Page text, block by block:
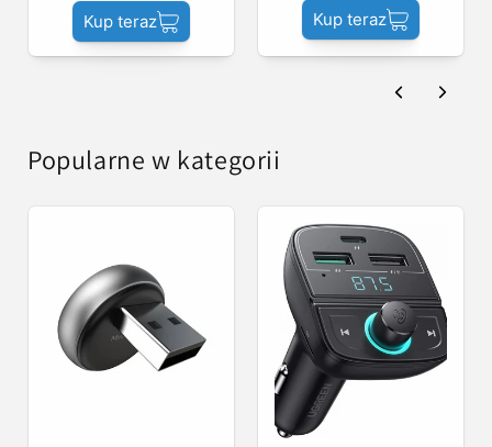
Kup teraz Kup teraz
Popularne w kategorii